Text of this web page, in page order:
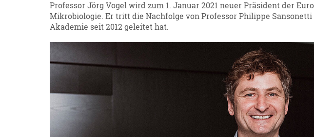
Professor Jörg Vogel wird zum 1. Januar 2021 neuer Präsident der
Mikrobiologie. Er tritt die Nachfolge von Professor Philippe Sansonetti
Akademie seit 2012 geleitet hat.